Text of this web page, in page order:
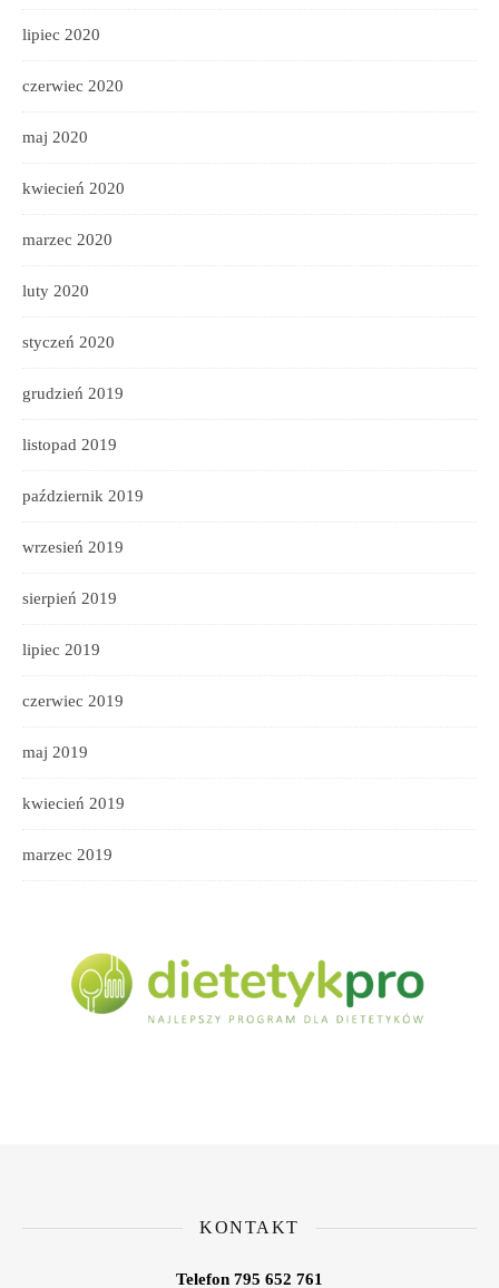
lipiec 2020
czerwiec 2020
maj 2020
kwiecień 2020
marzec 2020
luty 2020
styczeń 2020
grudzień 2019
listopad 2019
październik 2019
wrzesień 2019
sierpień 2019
lipiec 2019
czerwiec 2019
maj 2019
kwiecień 2019
marzec 2019
KONTAKT
Telefon 795 652 761